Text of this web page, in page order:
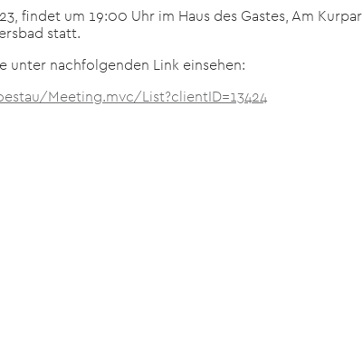
findet um 19:00 Uhr im Haus des Gastes, Am
statt.
unter nachfolgenden Link einsehen:
Meeting.mvc/List?clientID=13424